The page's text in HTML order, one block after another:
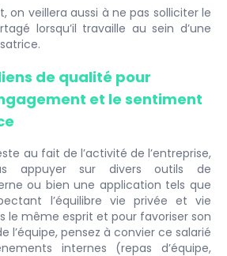
on veillera aussi à ne pas solliciter le
lorsqu’il travaille au sein d’une
de qualité pour
et le sentiment
au fait de l’activité de l’entreprise,
appuyer sur divers outils de
ou bien une application tels que
l’équilibre vie privée et vie
le même esprit et pour favoriser son
l’équipe, pensez à convier ce salarié
internes (repas d’équipe,